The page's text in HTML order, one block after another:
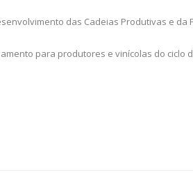
das Cadeias Produtivas e da
para produtores e vinícolas do ciclo